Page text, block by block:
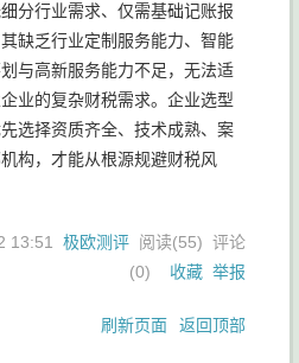
分行业需求、仅需基础记账报
缺乏行业定制服务能力、智能
与高新服务能力不足，无法适
业的复杂财税需求。企业选型
选择资质齐全、技术成熟、案
构，才能从根源规避财税风
13:51 极欧测评 阅读(55) 评论
(0) 收藏 举报
刷新页面 返回顶部